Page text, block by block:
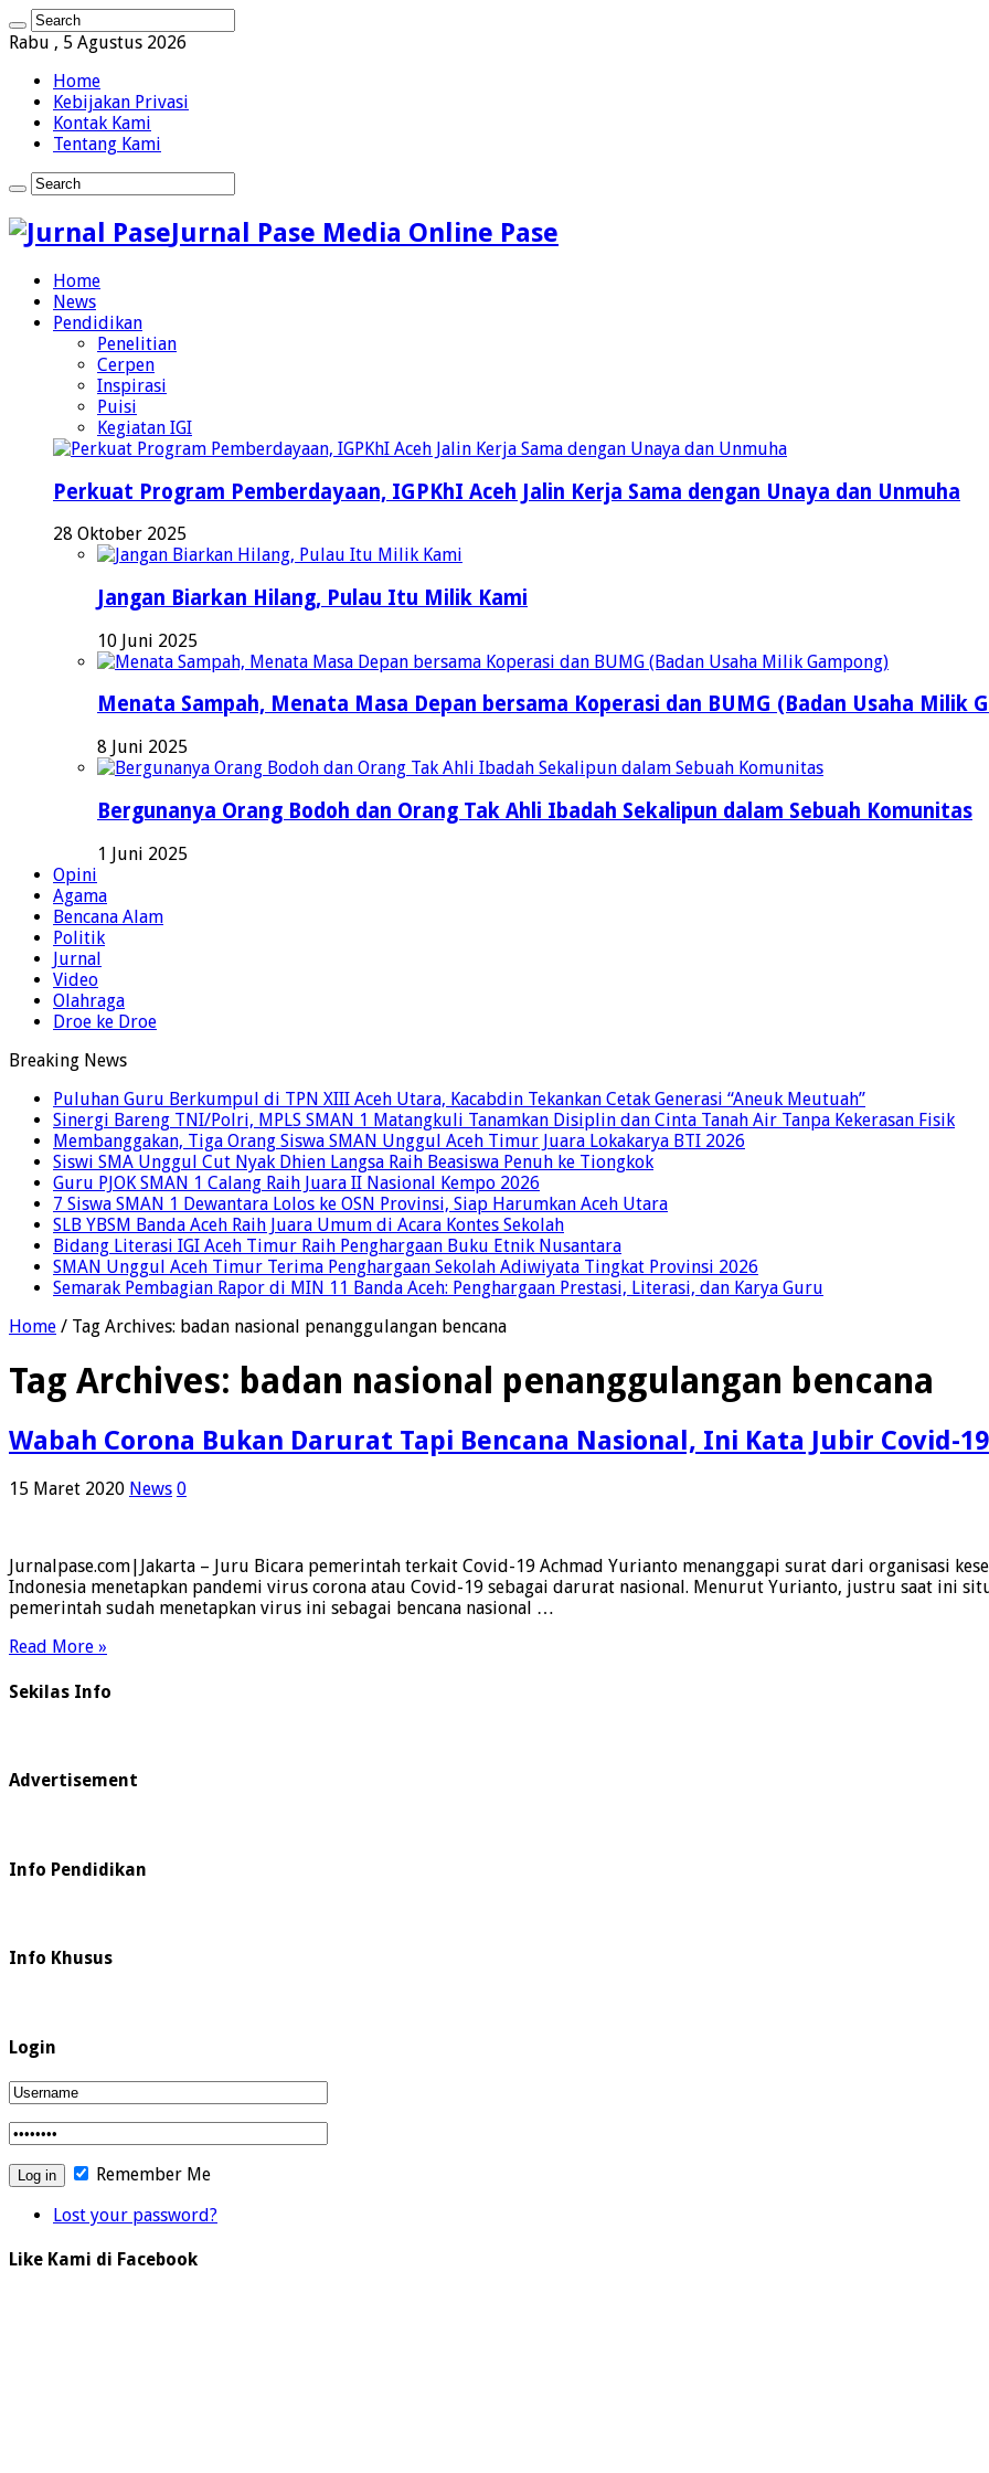
Rabu , 5 Agustus 2026
Home
Kebijakan Privasi
Kontak Kami
Tentang Kami
Jurnal Pase Media Online Pase
Home
News
Pendidikan
Penelitian
Cerpen
Inspirasi
Puisi
Kegiatan IGI
Perkuat Program Pemberdayaan, IGPKhI Aceh Jalin Kerja Sama dengan Unaya dan Unmuha
28 Oktober 2025
Jangan Biarkan Hilang, Pulau Itu Milik Kami
10 Juni 2025
Menata Sampah, Menata Masa Depan bersama Koperasi dan BUMG (Badan Usaha Milik
8 Juni 2025
Bergunanya Orang Bodoh dan Orang Tak Ahli Ibadah Sekalipun dalam Sebuah Komunitas
1 Juni 2025
Opini
Agama
Bencana Alam
Politik
Jurnal
Video
Olahraga
Droe ke Droe
Breaking News
Puluhan Guru Berkumpul di TPN XIII Aceh Utara, Kacabdin Tekankan Cetak Generasi “Aneuk Meutuah”
Sinergi Bareng TNI/Polri, MPLS SMAN 1 Matangkuli Tanamkan Disiplin dan Cinta Tanah Air Tanpa Kekerasan Fisik
Membanggakan, Tiga Orang Siswa SMAN Unggul Aceh Timur Juara Lokakarya BTI 2026
Siswi SMA Unggul Cut Nyak Dhien Langsa Raih Beasiswa Penuh ke Tiongkok
Guru PJOK SMAN 1 Calang Raih Juara II Nasional Kempo 2026
7 Siswa SMAN 1 Dewantara Lolos ke OSN Provinsi, Siap Harumkan Aceh Utara
SLB YBSM Banda Aceh Raih Juara Umum di Acara Kontes Sekolah
Bidang Literasi IGI Aceh Timur Raih Penghargaan Buku Etnik Nusantara
SMAN Unggul Aceh Timur Terima Penghargaan Sekolah Adiwiyata Tingkat Provinsi 2026
Semarak Pembagian Rapor di MIN 11 Banda Aceh: Penghargaan Prestasi, Literasi, dan Karya Guru
Home / Tag Archives: badan nasional penanggulangan bencana
Tag Archives: badan nasional penanggulangan bencana
Wabah Corona Bukan Darurat Tapi Bencana Nasional, Ini Kata Jubir Covid-19
15 Maret 2020 News 0
Jurnalpase.com|Jakarta – Juru Bicara pemerintah terkait Covid-19 Achmad Yurianto menanggapi surat dari organisasi
Indonesia menetapkan pandemi virus corona atau Covid-19 sebagai darurat nasional. Menurut Yurianto, justru saat ini
pemerintah sudah menetapkan virus ini sebagai bencana nasional …
Read More »
Sekilas Info
Advertisement
Info Pendidikan
Info Khusus
Login
Remember Me
Lost your password?
Like Kami di Facebook